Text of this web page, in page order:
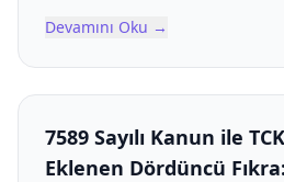
Devamını Oku →
7589 Sayılı Kanun ile
Eklenen Dördüncü Fıkra: